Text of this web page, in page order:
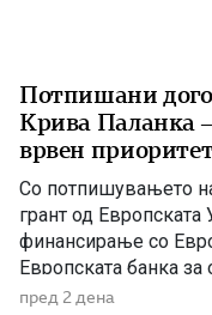
Потпишани
Крива Паланка
врвен
Со потпишувањето
грант од Европската
финансирање со
Европската банка за
фаза од
пред 2 дена